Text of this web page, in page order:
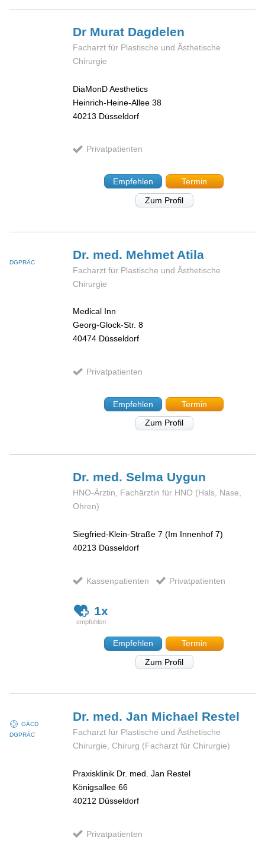
Dr Murat Dagdelen
Facharzt für Plastische und Ästhetische
Chirurgie
DiaMonD Aesthetics
Heinrich-Heine-Allee 38
40213 Düsseldorf
Privatpatienten
Empfehlen
Termin
Zum Profil
DGPRÄC
Dr. med. Mehmet Atila
Facharzt für Plastische und Ästhetische
Chirurgie
Medical Inn
Georg-Glock-Str. 8
40474 Düsseldorf
Privatpatienten
Empfehlen
Termin
Zum Profil
Dr. med. Selma Uygun
HNO-Ärztin, Fachärztin für HNO (Hals, Nase,
Ohren)
Siegfried-Klein-Straße 7 (Im Innenhof 7)
40213 Düsseldorf
Kassenpatienten Privatpatienten
1x
Empfehlen
Termin
Zum Profil
GÄCD
DGPRÄC
Dr. med. Jan Michael Restel
Facharzt für Plastische und Ästhetische
Chirurgie, Chirurg (Facharzt für Chirurgie)
Praxisklinik Dr. med. Jan Restel
Königsallee 66
40212 Düsseldorf
Privatpatienten